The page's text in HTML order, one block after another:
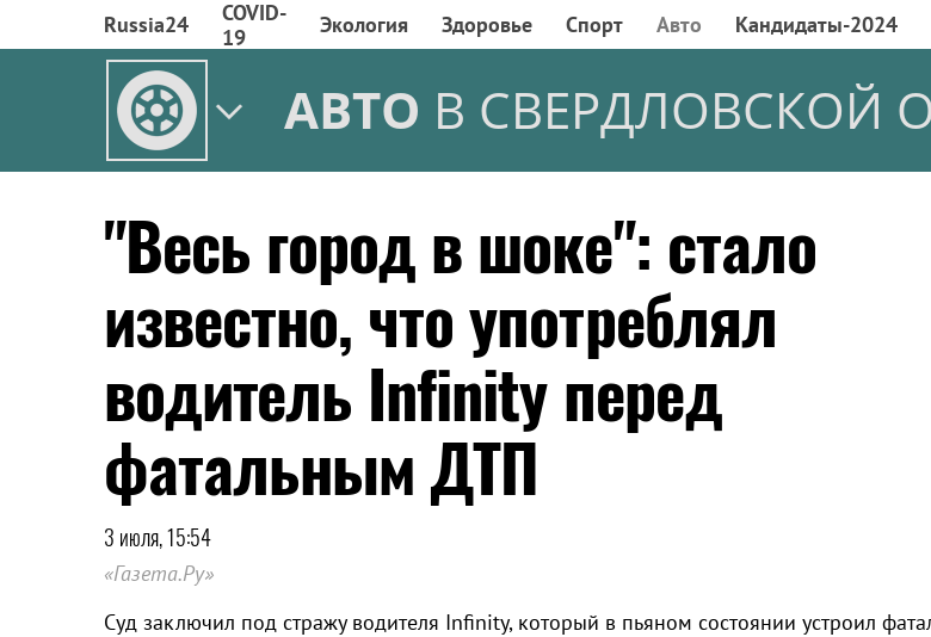
Russia24
COVID-
19
Экология Здоровье Спорт Авто Кандидаты-2024
АВТО В СВЕРДЛОВСКОЙ
"Весь город в шоке": стало
известно, что употреблял
водитель Infinity перед
фатальным ДТП
3 июля, 15:54
«Газета.Ру»
Суд заключил под стражу водителя Infinity, который в пьяном состоянии устроил